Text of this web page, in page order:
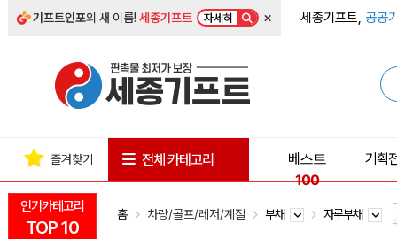
기프트인포의 새 이름!세종기프트 자세히 × 세종기프트, 공공
인기카테고리
TOP 10
즐겨찾기 전체 카테고리
베스트
100
기획
홈 차량/골프/레저/계절 부채 자루부채